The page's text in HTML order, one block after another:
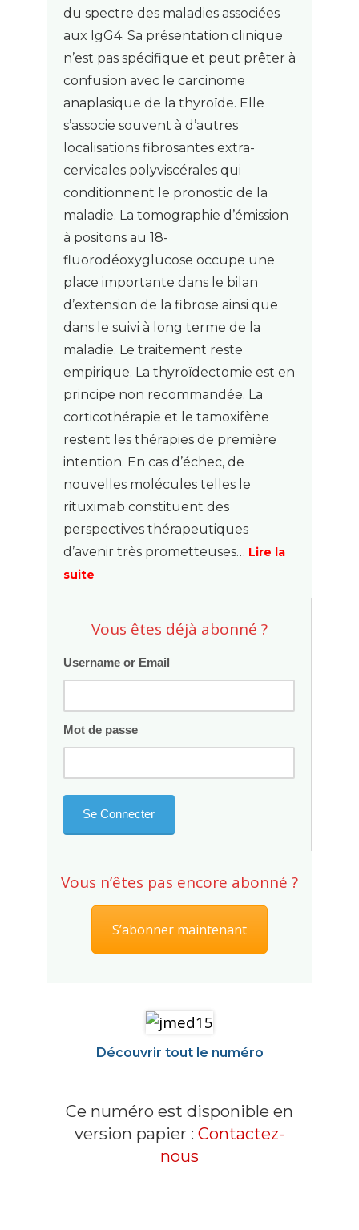
du spectre des maladies associées
aux IgG4. Sa présentation clinique
n’est pas spécifique et peut prêter à
confusion avec le carcinome
anaplasique de la thyroïde. Elle
s’associe souvent à d’autres
localisations fibrosantes extra-
cervicales polyviscérales qui
conditionnent le pronostic de la
maladie. La tomographie d’émission
à positons au 18-
fluorodéoxyglucose occupe une
place importante dans le bilan
d’extension de la fibrose ainsi que
dans le suivi à long terme de la
maladie. Le traitement reste
empirique. La thyroïdectomie est en
principe non recommandée. La
corticothérapie et le tamoxifène
restent les thérapies de première
intention. En cas d’échec, de
nouvelles molécules telles le
rituximab constituent des
perspectives thérapeutiques
d’avenir très prometteuses… Lire la
suite
Vous êtes déjà abonné ?
Username or Email
Mot de passe
Vous n’êtes pas encore abonné ?
S’abonner maintenant
Découvrir tout le numéro
Ce numéro est disponible en
version papier : Contactez-
nous